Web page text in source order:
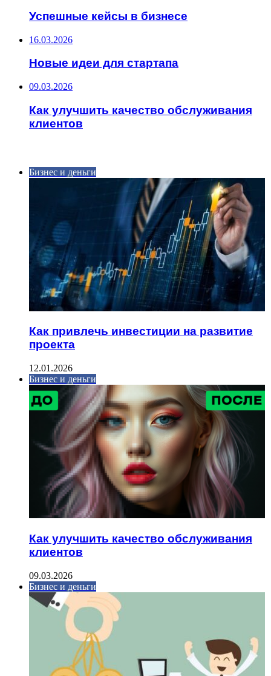
Успешные кейсы в бизнесе
16.03.2026
Новые идеи для стартапа
09.03.2026
Как улучшить качество обслуживания
клиентов
Бизнес и деньги
Как привлечь инвестиции на развитие
проекта
12.01.2026
Бизнес и деньги
Как улучшить качество обслуживания
клиентов
09.03.2026
Бизнес и деньги